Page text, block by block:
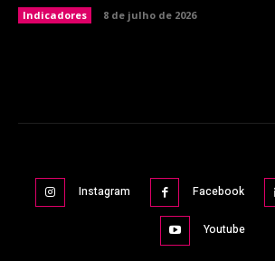
Indicadores 8 de julho de 2026
Instagram Facebook
Youtube